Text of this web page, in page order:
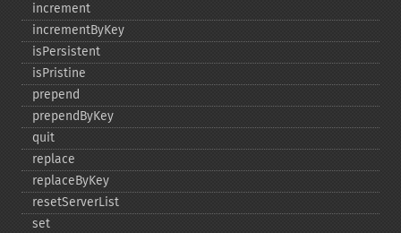
increment
incrementByKey
isPersistent
isPristine
prepend
prependByKey
quit
replace
replaceByKey
resetServerList
set